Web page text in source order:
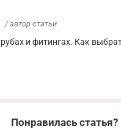
/ автор статьи
и фитингах. Как
Понравилась